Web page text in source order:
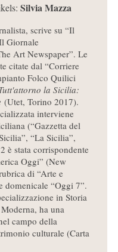
Silvia Mazza
scrive su “Il
Giornale
Art Newspaper”. Le
citate dal “Corriere
Folco Quilici
la Sicilia:
(Utet, Torino 2017).
interviene
(“Gazzetta del
“La Sicilia”,
è stata corrispondente
Oggi” (New
di “Arte e
domenicale “Oggi 7”.
in Storia
ha una
campo della
culturale (Carta